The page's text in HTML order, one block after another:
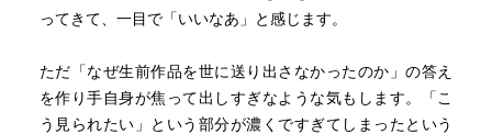
ってきて、一目で「いいなあ」と感じます。
ただ「なぜ生前作品を世に送り出さなかったのか」の答え
を作り手自身が焦って出しすぎなような気もします。「こ
う見られたい」という部分が濃くですぎてしまったという